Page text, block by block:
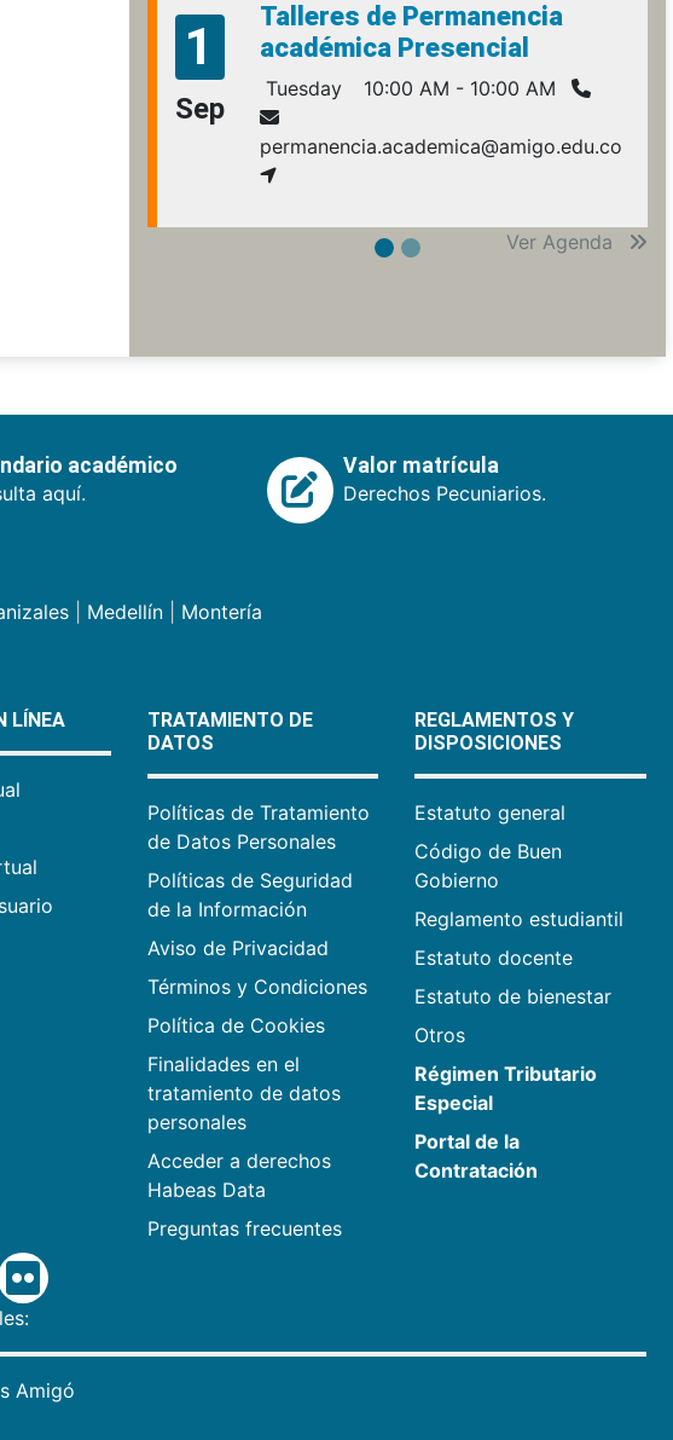
1
Sep
Talleres de Permanencia
académica Presencial
Tuesday 10:00 AM - 10:00 AM
permanencia.academica@amigo.edu.co
Ver Agenda
académico
aquí.
Valor matrícula
Derechos Pecuniarios.
| Medellín| Montería
LÍNEA
TRATAMIENTO DE
DATOS
Políticas de Tratamiento
de Datos Personales
Políticas de Seguridad
de la Información
Aviso de Privacidad
Términos y Condiciones
Política de Cookies
Finalidades en el
tratamiento de datos
personales
Acceder a derechos
Habeas Data
Preguntas frecuentes
REGLAMENTOS Y
DISPOSICIONES
Estatuto general
Código de Buen
Gobierno
Reglamento estudiantil
Estatuto docente
Estatuto de bienestar
Otros
Régimen Tributario
Especial
Portal de la
Contratación
Amigó